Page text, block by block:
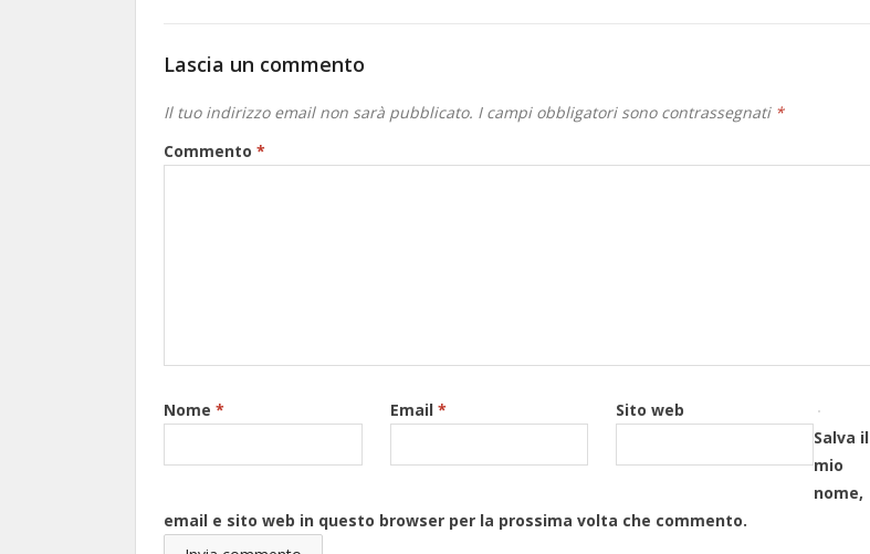
Lascia un commento
Il tuo indirizzo email non sarà pubblicato. I campi obbligatori sono contrassegnati *
Commento *
Nome * Email *
Sito web
Salva il
mio
nome,
email e sito web in questo browser per la prossima volta che commento.